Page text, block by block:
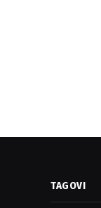
TAGOVI